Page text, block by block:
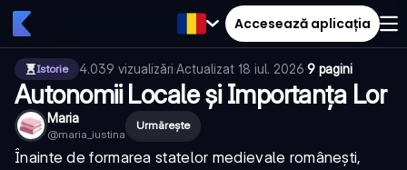
Accesează aplicația
Istorie 4.039 vizualizări·Actualizat 18 iul. 2026·9 pagini
Autonomii Locale și Importanța Lor
Maria
@maria_iustina
Urmărește
Înainte de formarea statelor medievale românești,